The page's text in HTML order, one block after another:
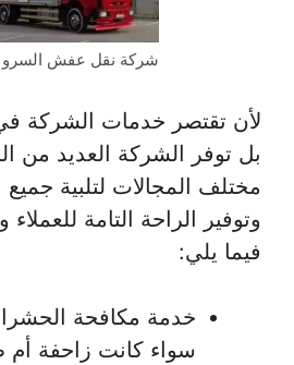
شركة نقل عفش السرو
لأن تقتصر خدمات الشركة
بل توفر الشركة العديد من
مختلف المجالات لتلبية جميع
وتوفير الراحة التامة
فيما يلي:
خدمة مكافحة
سواء كانت زاحفة أم